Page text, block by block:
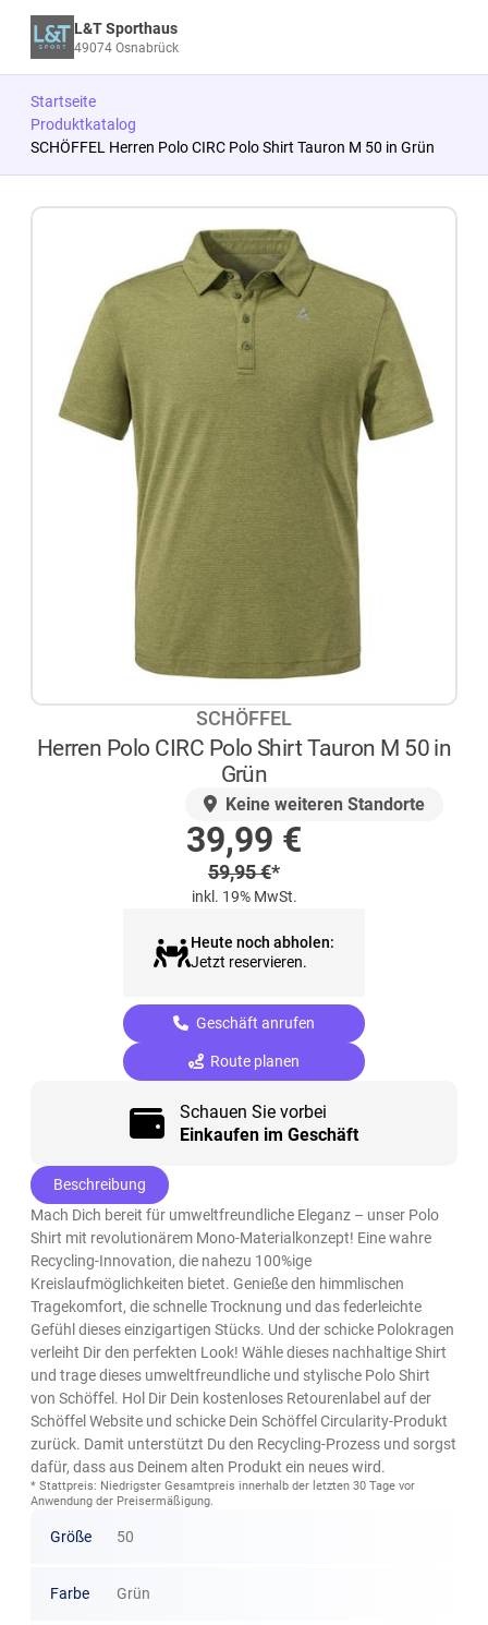
L&T Sporthaus
49074 Osnabrück
Startseite
Produktkatalog
SCHÖFFEL Herren Polo CIRC Polo Shirt Tauron M 50 in Grün
SCHÖFFEL
Herren Polo CIRC Polo Shirt Tauron M 50 in
Grün
Keine weiteren Standorte
Sonderpreis
39,99 €
Regulärer Preis
59,95€*
inkl. 19% MwSt.
Heute noch abholen:
Jetzt reservieren.
Geschäft anrufen
Route planen
Schauen Sie vorbei
Einkaufen im Geschäft
Beschreibung
Mach Dich bereit für umweltfreundliche Eleganz – unser Polo
Shirt mit revolutionärem Mono-Materialkonzept! Eine wahre
Recycling-Innovation, die nahezu 100%ige
Kreislaufmöglichkeiten bietet. Genieße den himmlischen
Tragekomfort, die schnelle Trocknung und das federleichte
Gefühl dieses einzigartigen Stücks. Und der schicke Polokragen
verleiht Dir den perfekten Look! Wähle dieses nachhaltige Shirt
und trage dieses umweltfreundliche und stylische Polo Shirt
von Schöffel. Hol Dir Dein kostenloses Retourenlabel auf der
Schöffel Website und schicke Dein Schöffel Circularity-Produkt
zurück. Damit unterstützt Du den Recycling-Prozess und sorgst
dafür, dass aus Deinem alten Produkt ein neues wird.
* Stattpreis: Niedrigster Gesamtpreis innerhalb der letzten 30 Tage vor
Anwendung der Preisermäßigung.
Größe 50
Farbe Grün